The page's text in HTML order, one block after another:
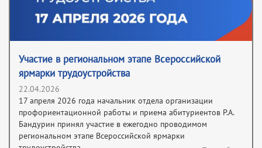
Участие в региональном этапе Всероссийской
ярмарки трудоустройства
22.04.2026
17 апреля 2026 года начальник отдела организации
профориентационной работы и приема абитуриентов Р.А.
Бандурин принял участие в ежегодно проводимом
региональном этапе Всероссийской ярмарки